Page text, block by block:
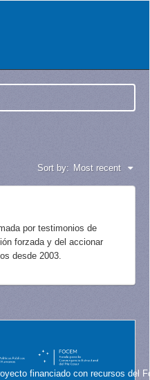
Sort by: Most recent
por testimonios de
forzada y del accionar
desde 2003.
financiado con recursos del